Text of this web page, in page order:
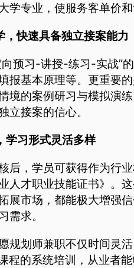
学专业，使服务客单价和
，快速具备独立接案能力
预习-讲授-练习-实战”
报基本原理等。更重要
境的案例研习与模拟演
立接案的信心。
学习形式灵活多样
后，学员可获得作为行
人才职业技能证书》。
展市场，都能极大增强
需求。
规划师兼职不仅时间灵
程的系统培训，从业者